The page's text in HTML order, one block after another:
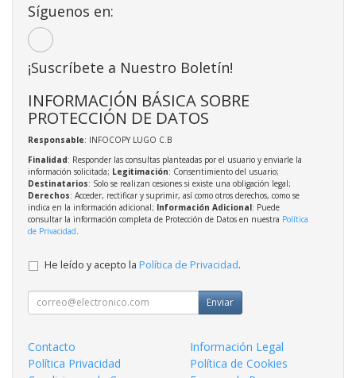
Síguenos en:
¡Suscríbete a Nuestro Boletín!
INFORMACIÓN BÁSICA SOBRE
PROTECCIÓN DE DATOS
Responsable: INFOCOPY LUGO C.B
Finalidad: Responder las consultas planteadas por el usuario y enviarle la
información solicitada; Legitimación: Consentimiento del usuario;
Destinatarios: Solo se realizan cesiones si existe una obligación legal;
Derechos: Acceder, rectificar y suprimir, así como otros derechos, como se
indica en la información adicional; Información Adicional: Puede
consultar la información completa de Protección de Datos en nuestra Política
de Privacidad
He leído y acepto la Política de Privacidad.
Enviar
Contacto
Información Legal
Política Privacidad
Política de Cookies